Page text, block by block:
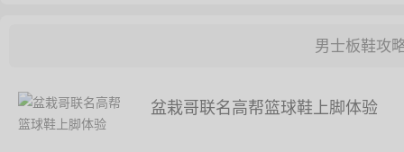
男士板鞋攻
盆栽哥联名高帮篮球鞋上脚体验